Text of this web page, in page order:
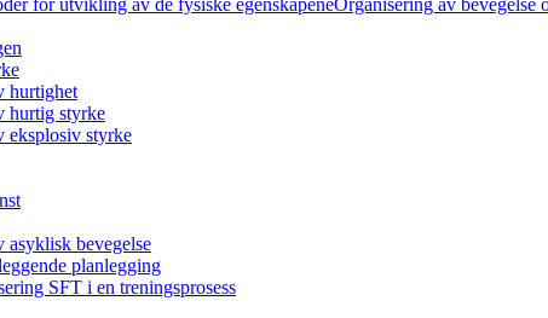
Organisering av bevegelse
hurtighet
hurtig styrke
eksplosiv styrke
asyklisk bevegelse
planlegging
SFT i en treningsprosess